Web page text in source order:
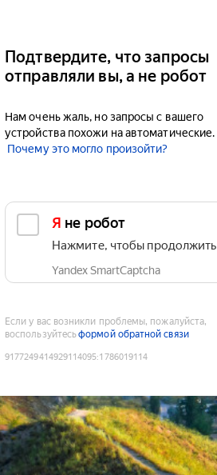
Подтвердите, что запросы
отправляли вы, а не робот
Нам очень жаль, но запросы с вашего
устройства похожи на автоматические.
Почему это могло произойти?
Я не робот
Нажмите, чтобы продолжить
Yandex SmartCaptcha
Если у вас возникли проблемы, пожалуйста,
воспользуйтесьформой обратной связи
9177249414929114095:1786019114